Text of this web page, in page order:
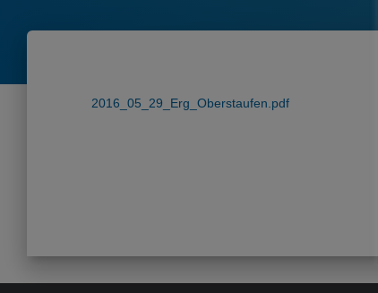
2016_05_29_Erg_Oberstaufen.pdf